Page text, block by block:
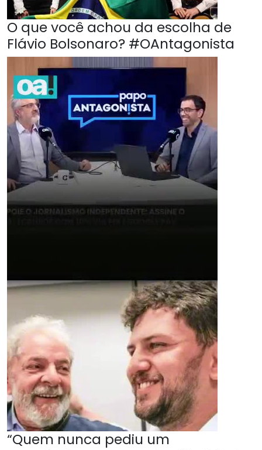
O que você achou da escolha de
Flávio Bolsonaro? #OAntagonista
“Quem nunca pediu um